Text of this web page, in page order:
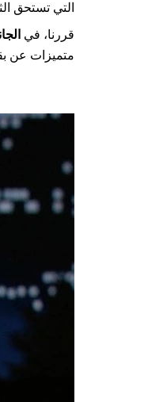
التي تستحق
قررنا، في
متميزات عن